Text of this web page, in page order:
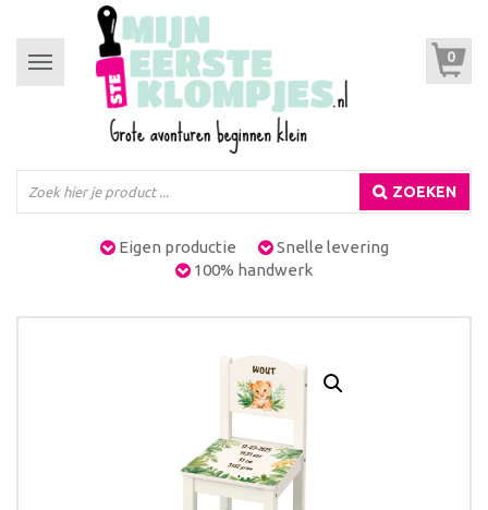
Toggle
navigation
0
ZOEKEN
Eigen productie
Snelle levering
100% handwerk